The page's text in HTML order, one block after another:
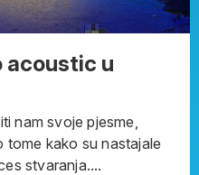
acoustic u
nam svoje pjesme,
tome kako su nastajale
stvaranja....